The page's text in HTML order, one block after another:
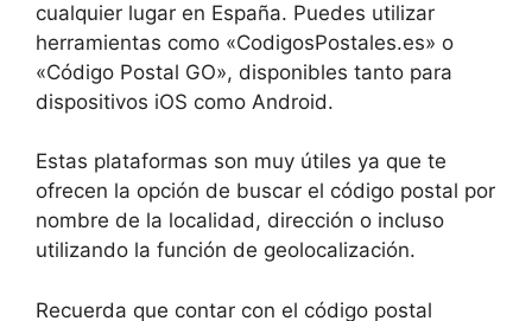
cualquier lugar en España. Puedes utilizar
herramientas como «CodigosPostales.es» o
«Código Postal GO», disponibles tanto para
dispositivos iOS como Android.
Estas plataformas son muy útiles ya que te
ofrecen la opción de buscar el código postal por
nombre de la localidad, dirección o incluso
utilizando la función de geolocalización.
Recuerda que contar con el código postal